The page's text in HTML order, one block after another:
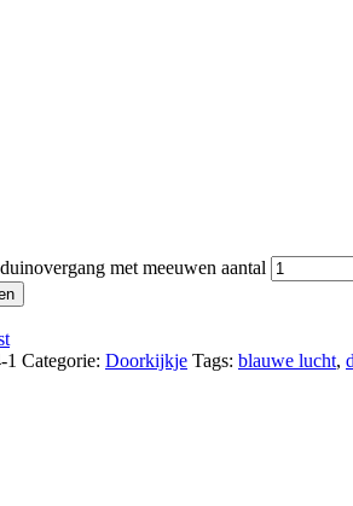
met meeuwen aantal
1 Categorie: Doorkijkje Tags: blauwe lucht,